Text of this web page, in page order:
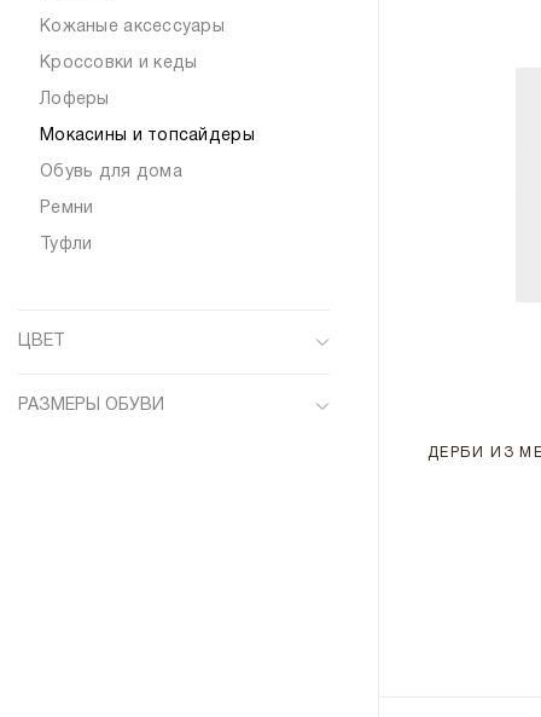
Кожаные аксессуары
Кроссовки и кеды
Лоферы
Мокасины и топсайдеры
Обувь для дома
Ремни
Туфли
ЦВЕТ
РАЗМЕРЫ ОБУВИ
ДЕРБИ ИЗ